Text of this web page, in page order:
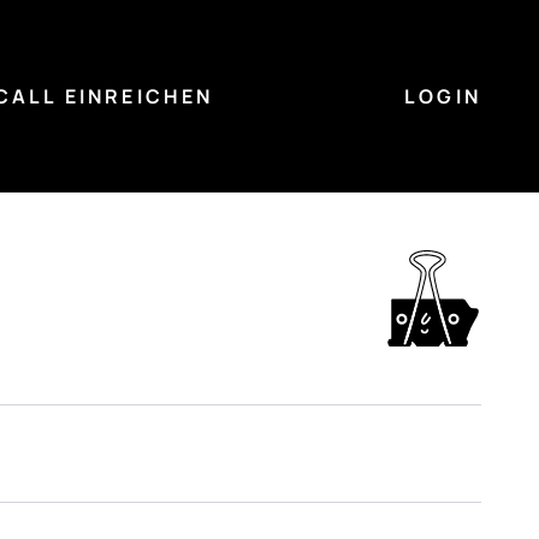
EINREICHEN LOGIN